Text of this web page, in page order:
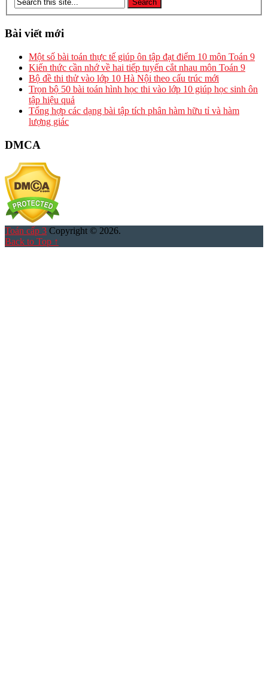
Bài viết mới
Một số bài toán thực tế giúp ôn tập đạt điểm 10 môn Toán 9
Kiến thức cần nhớ về hai tiếp tuyến cắt nhau môn Toán 9
Bộ đề thi thử vào lớp 10 Hà Nội theo cấu trúc mới
Trọn bộ 50 bài toán hình học thi vào lớp 10 giúp học sinh ôn
tập hiệu quả
Tổng hợp các dạng bài tập tích phân hàm hữu tỉ và hàm
lượng giác
DMCA
Toán cấp 3 Copyright © 2026.
Back to Top ↑